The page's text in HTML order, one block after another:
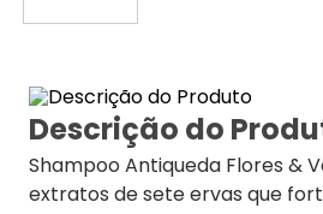
Descrição do
Shampoo Antiqueda Flores &
extratos de sete ervas que